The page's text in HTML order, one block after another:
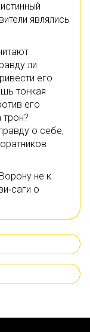
являлись
ли
его
тонкая
его
о себе,
не к
о